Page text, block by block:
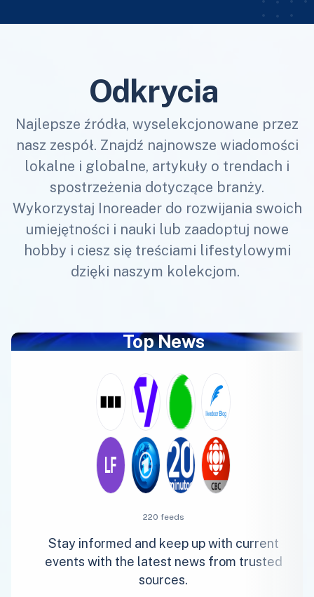
Odkrycia
Najlepsze źródła, wyselekcjonowane przez
nasz zespół. Znajdź najnowsze wiadomości
lokalne i globalne, artykuły o trendach i
spostrzeżenia dotyczące branży.
Wykorzystaj Inoreader do rozwijania swoich
umiejętności i nauki lub zaadoptuj nowe
hobby i ciesz się treściami lifestylowymi
dzięki naszym kolekcjom.
Top News
220 feeds
Stay informed and keep up with current
events with the latest news from trusted
sources.